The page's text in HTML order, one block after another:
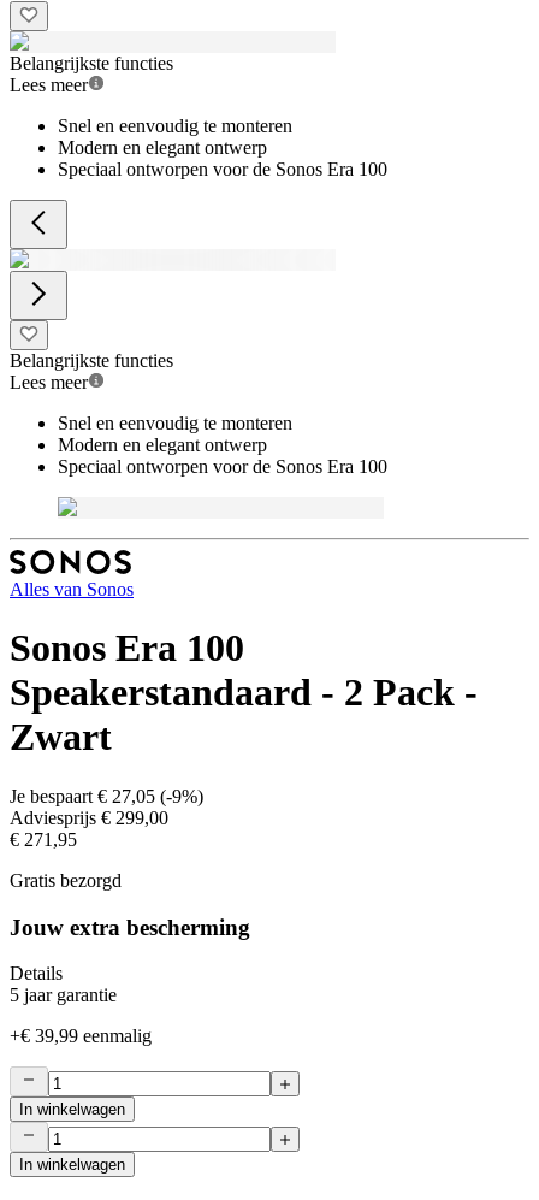
Belangrijkste functies
Lees meer
Snel en eenvoudig te monteren
Modern en elegant ontwerp
Speciaal ontworpen voor de Sonos Era 100
Belangrijkste functies
Lees meer
Snel en eenvoudig te monteren
Modern en elegant ontwerp
Speciaal ontworpen voor de Sonos Era 100
Alles van Sonos
Sonos Era 100
Speakerstandaard - 2 Pack -
Zwart
Je bespaart € 27,05 (-9%)
Adviesprijs € 299,00
€ 271,95
Gratis bezorgd
Jouw extra bescherming
Details
5 jaar garantie
+€ 39,99 eenmalig
In winkelwagen
In winkelwagen